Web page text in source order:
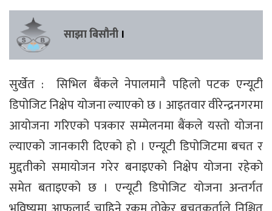
साझा बिसौनी ।
सुर्खेत : सिभिल बैंकले नेपालमानै पहिलो पटक एन्यूटी
डिपोजिट निक्षेप योजना ल्याएको छ । आइतवार वीरेन्द्रनगरमा
आयोजना गरिएको पत्रकार सम्मेलनमा बैंकले यस्तो योजना
ल्याएको जानकारी दिएको हो । एन्यूटी डिपोजिटमा बचत र
मुद्दतीको समायोजन गरेर बनाइएको निक्षेप योजना रहेको
समेत बताइएको छ । एन्यूटी डिपोजिट योजना अन्तर्गत